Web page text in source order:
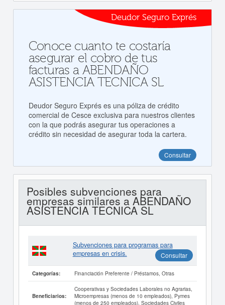
Deudor Seguro Exprés
Conoce cuanto te costaría
asegurar el cobro de tus
facturas a ABENDAÑO
ASISTENCIA TECNICA SL
Deudor Seguro Exprés es una póliza de crédito
comercial de Cesce exclusiva para nuestros clientes
con la que podrás asegurar tus operaciones a
crédito sin necesidad de asegurar toda la cartera.
Consultar
Posibles subvenciones para
empresas similares a ABENDAÑO
ASISTENCIA TECNICA SL
Subvenciones para programas para
empresas en crisis.
Consultar
Categorías: Financiación Preferente / Préstamos, Otras
Beneficiarios:
Cooperativas y Sociedades Laborales no Agrarias,
Microempresas (menos de 10 empleados), Pymes
(menos de 250 empleados), Sociedades Civiles